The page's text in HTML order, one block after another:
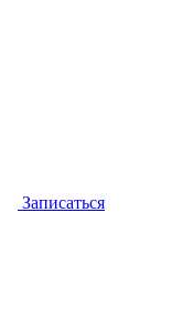
Записаться